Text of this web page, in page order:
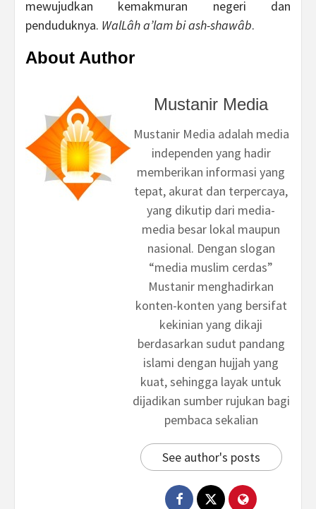
mewujudkan kemakmuran negeri dan
penduduknya. WalLâh a’lam bi ash-shawâb.
About Author
Mustanir Media
Mustanir Media adalah media
independen yang hadir
memberikan informasi yang
tepat, akurat dan terpercaya,
yang dikutip dari media-
media besar lokal maupun
nasional. Dengan slogan
“media muslim cerdas”
Mustanir menghadirkan
konten-konten yang bersifat
kekinian yang dikaji
berdasarkan sudut pandang
islami dengan hujjah yang
kuat, sehingga layak untuk
dijadikan sumber rujukan bagi
pembaca sekalian
See author's posts